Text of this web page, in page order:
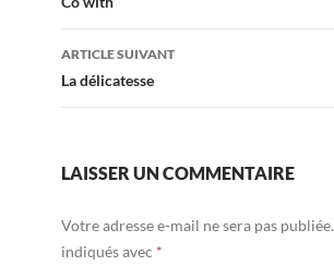
articles
ARTICLE SUIVANT
La délicatesse
LAISSER UN COMMENTAIRE
Votre adresse e-mail ne sera pas publiée.
indiqués avec *